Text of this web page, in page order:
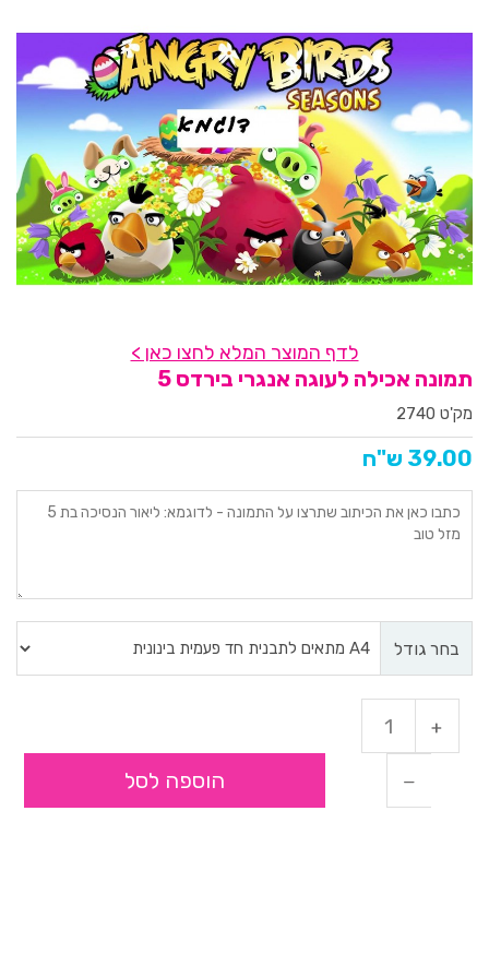
לדף המוצר המלא לחצו כאן >
תמונה אכילה לעוגה אנגרי בירדס 5
מק'ט 2740
39.00 ש"ח
בחר גודל
הוספה לסל